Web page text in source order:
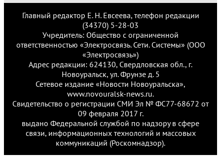
Главный редактор Е. Н. Евсеева, телефон редакции
(34370) 5-28-03
Учредитель: Общество с ограниченной
ответственностью «Электросвязь. Сети. Системы» (ООО
«Электросвязь»)
Адрес редакции: 624130, Свердловская обл., г.
Новоуральск, ул. Фрунзе д. 5
Сетевое издание «Новости Новоуральска»,
www.novouralsk-news.ru.
Свидетельство о регистрации СМИ Эл № ФС77-68672 от
09 февраля 2017 г.
выдано Федеральной службой по надзору в сфере
связи, информационных технологий и массовых
коммуникаций (Роскомнадзор).